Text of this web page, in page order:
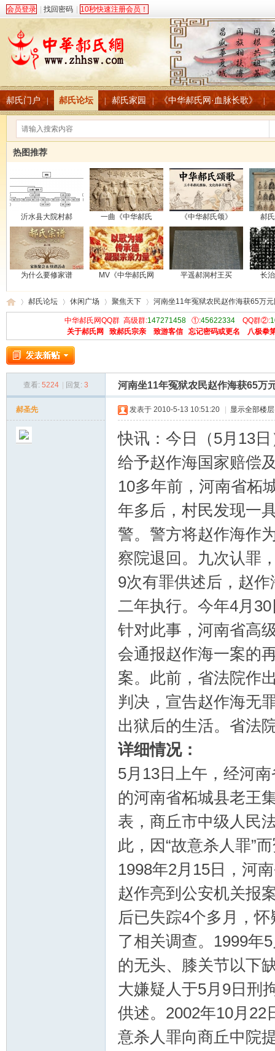
会员登录 找回密码 10秒快速注册会员！
郝氏门户 | 郝氏论坛 郝氏家园 《中华郝氏网·血脉长歌》
热图推荐
沂水县大院村郝 一曲《中华郝氏 《中华郝氏颂》 郝
为什么要修家谱 MV《中华郝氏网 平遥郝洞村王买 长
中 »
郝氏论坛
›
休闲广场 聚焦天下 河南坐11年冤狱农民赵作海获65万
中华郝氏网QQ群 高级群:147271458①:45622334QQ群②:
关于郝氏网
致郝氏宗亲 致游客信 忘记密码或更名 八极拳
查看: 5224 回复: 3 河南坐11年冤狱农民赵作海获65万
郝圣先 发表于 2010-5-13 10:51:20 显示全部楼层
快讯：今日（5月13
给予赵作海国家赔偿
10多年前，河南省柘
年多后，村民发现一
警。警方将赵作海作
察院退回。九次认罪
9次有罪供述后，赵
二年执行。今年4月
针对此事，河南省高
会通报赵作海一案的
案。此前，省法院作
判决，宣告赵作海无
出狱后的生活。省法
详细情况：
5月13日上午，经河
的河南省柘城县老王
表，商丘市中级人民
此，因“故意杀人罪”
1998年2月15日，河
赵作亮到公安机关报
后已失踪4个多月，
了相关调查。1999年
的无头、膝关节以下
大嫌疑人于5月9日刑
供述。2002年10月22
意杀人罪向商丘中院